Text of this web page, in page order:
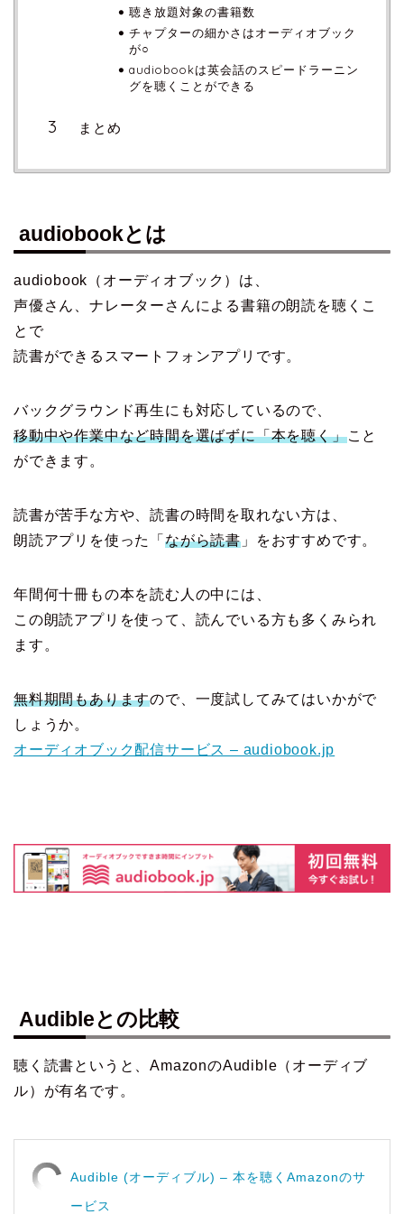
聴き放題対象の書籍数
チャプターの細かさはオーディオブック
が○
audiobookは英会話のスピードラーニン
グを聴くことができる
まとめ
audiobookとは
audiobook（オーディオブック）は、
声優さん、ナレーターさんによる書籍の朗読を聴くこ
とで
読書ができるスマートフォンアプリです。
バックグラウンド再生にも対応しているので、
移動中や作業中など時間を選ばずに「本を聴く」こと
ができます。
読書が苦手な方や、読書の時間を取れない方は、
朗読アプリを使った「 ながら読書 」をおすすめです。
年間何十冊もの本を読む人の中には、
この朗読アプリを使って、読んでいる方も多くみられ
ます。
無料期間もありますので、一度試してみてはいかがで
しょうか。
オーディオブック配信サービス – audiobook.jp
Audibleとの比較
聴く読書というと、AmazonのAudible（オーディブ
ル）が有名です。
Audible (オーディブル) – 本を聴くAmazonのサ
ービス